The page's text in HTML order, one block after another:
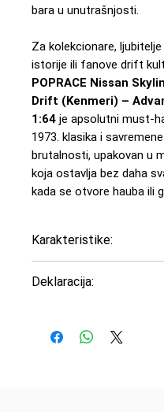
bara u unutrašnjosti.
Za kolekcionare, ljubitelje
istorije ili fanove drift
POPRACE Nissan
Drift (Kenmeri) –
1:64 je apsolutni must-
1973. klasika i
brutalnosti, upakovan u
koja ostavlja bez daha
kada se otvore hauba ili
Karakteristike:
Godina: 1973
Materijal: Diecast metal
Deklaracija:
d.o.o